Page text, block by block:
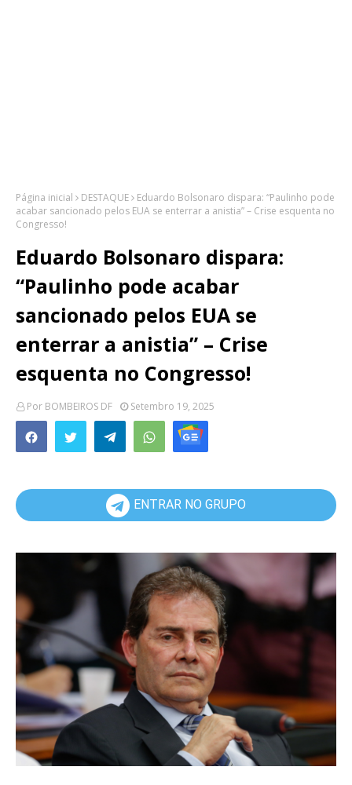
Página inicial DESTAQUE
Eduardo Bolsonaro dispara: “Paulinho pode
acabar sancionado pelos EUA se enterrar a anistia” – Crise esquenta no
Congresso!
Eduardo Bolsonaro dispara:
“Paulinho pode acabar
sancionado pelos EUA se
enterrar a anistia” – Crise
esquenta no Congresso!
Por BOMBEIROS DF Setembro 19, 2025
ENTRAR NO GRUPO